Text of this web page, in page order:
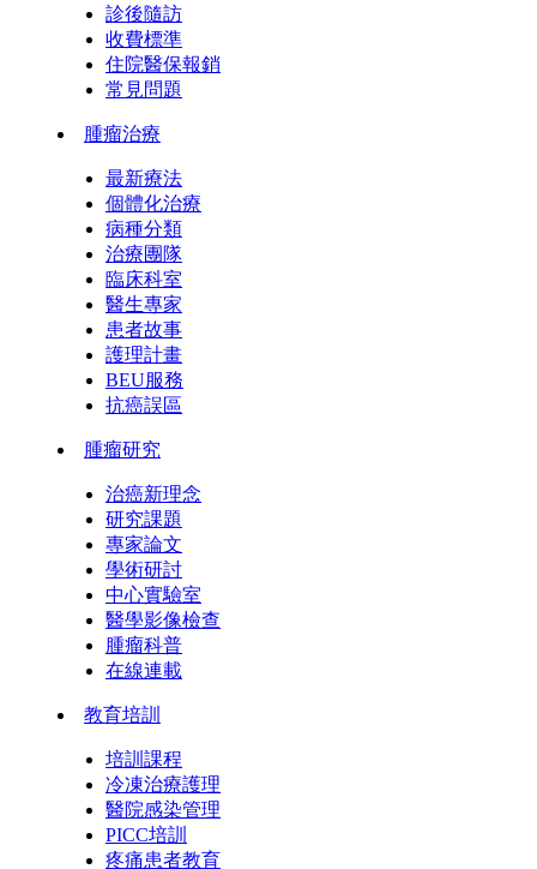
診後隨訪
收費標準
住院醫保報銷
常見問題
腫瘤治療
最新療法
個體化治療
病種分類
治療團隊
臨床科室
醫生專家
患者故事
護理計畫
BEU服務
抗癌誤區
腫瘤研究
治癌新理念
研究課題
專家論文
學術研討
中心實驗室
醫學影像檢查
腫瘤科普
在線連載
教育培訓
培訓課程
冷凍治療護理
醫院感染管理
PICC培訓
疼痛患者教育